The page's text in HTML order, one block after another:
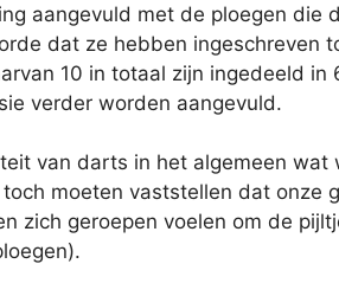
aangevuld met de ploegen die
dat ze hebben ingeschreven
10 in totaal zijn ingedeeld in
verder worden aangevuld.
van darts in het algemeen wat
moeten vaststellen dat onze
zich geroepen voelen om de